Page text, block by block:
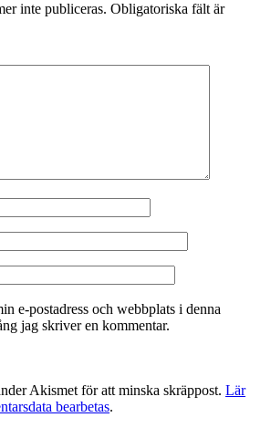
inte publiceras. Obligatoriska fält är
e-postadress och webbplats i denna
jag skriver en kommentar.
Akismet för att minska skräppost. Lär
bearbetas.